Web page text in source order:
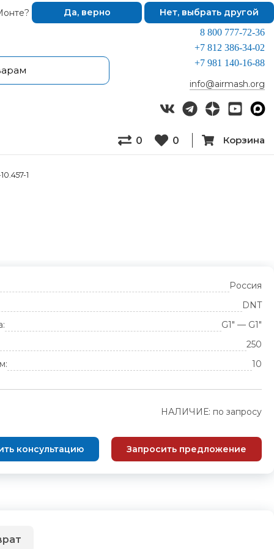
Да, верно Нет, выбрать другой
8 800 777-72-36
+7 812 386-34-02
+7 981 140-16-88
info@airmash.org
0 0 Корзина
1
Россия
DNT
G1" — G1"
250
10
НАЛИЧИЕ: по запросу
консультацию Запросить предложение